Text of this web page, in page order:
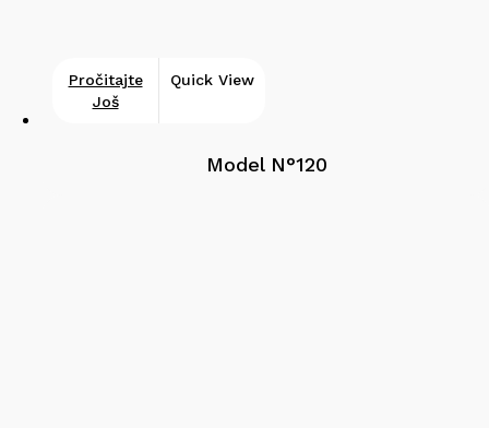
Pročitajte
Još
Quick View
Model N°120